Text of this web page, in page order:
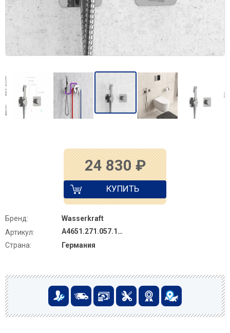
24 830 ₽
КУПИТЬ
Бренд:
Wasserkraft
Артикул:
A4651.271.057.136
Страна:
Германия